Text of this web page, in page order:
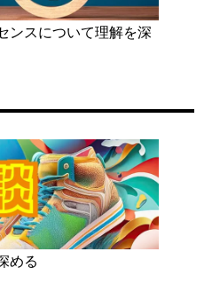
ンスについて理解を深
める